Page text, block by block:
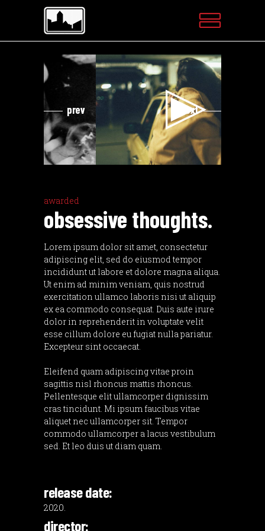
Videospeler
prev next
awarded
obsessive thoughts.
Lorem ipsum dolor sit amet, consectetur
adipiscing elit, sed do eiusmod tempor
incididunt ut labore et dolore magna aliqua.
Ut enim ad minim veniam, quis nostrud
exercitation ullamco laboris nisi ut aliquip
ex ea commodo consequat. Duis aute irure
dolor in reprehenderit in voluptate velit
esse cillum dolore eu fugiat nulla pariatur.
Excepteur sint occaecat.
Eleifend quam adipiscing vitae proin
sagittis nisl rhoncus mattis rhoncus.
Pellentesque elit ullamcorper dignissim
cras tincidunt. Mi ipsum faucibus vitae
aliquet nec ullamcorper sit. Tempor
commodo ullamcorper a lacus vestibulum
sed. Et leo duis ut diam quam.
release date:
2020.
director: